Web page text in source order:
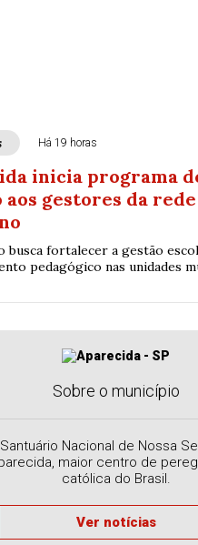
Há 19 horas
inicia programa
aos gestores da
busca fortalecer a gestão
pedagógico nas unidades
Sobre o município
Santuário Nacional de Nossa
maior centro de
católica do Brasil.
Ver notícias